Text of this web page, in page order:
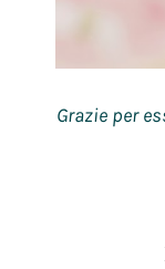
Grazie per